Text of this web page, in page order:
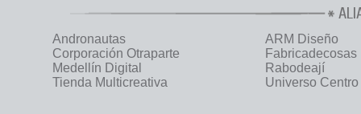
Andronautas
ARM Diseño
Corporación Otraparte
Fabricadecosas
Medellín Digital
Rabodeají
Tienda Multicreativa
Universo Centro